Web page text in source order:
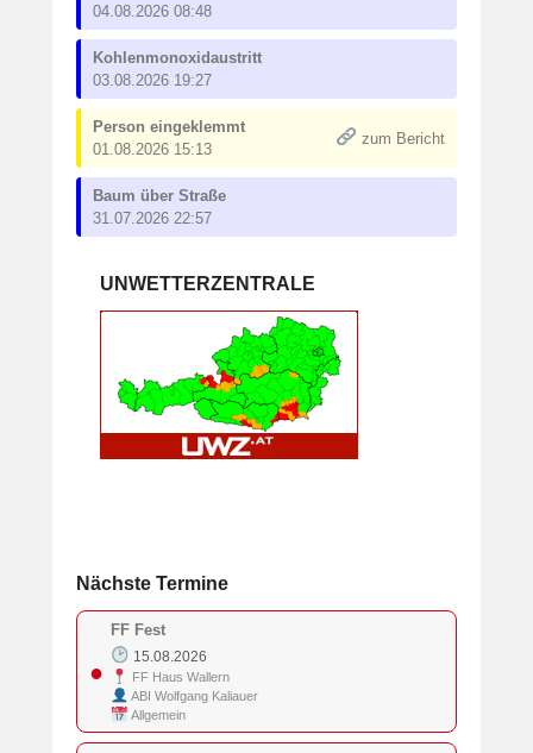
04.08.2026 08:48
Kohlenmonoxidaustritt
03.08.2026 19:27
Person eingeklemmt
01.08.2026 15:13
zum Bericht
Baum über Straße
31.07.2026 22:57
UNWETTERZENTRALE
Nächste Termine
●
FF Fest
15.08.2026
FF Haus Wallern
ABI Wolfgang Kaliauer
Allgemein